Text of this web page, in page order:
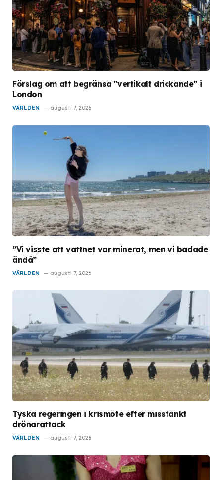
Förslag om att begränsa ”vertikalt drickande” i
London
VÄRLDEN augusti 7, 2026
”Vi visste att vattnet var minerat, men vi badade
ändå”
VÄRLDEN augusti 7, 2026
Tyska regeringen i krismöte efter misstänkt
drönarattack
VÄRLDEN augusti 7, 2026